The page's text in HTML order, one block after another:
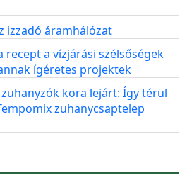
izzadó áramhálózat
recept a vízjárási szélsőségek
ígéretes projektek
kora lejárt: Így térül
zuhanycsaptelep